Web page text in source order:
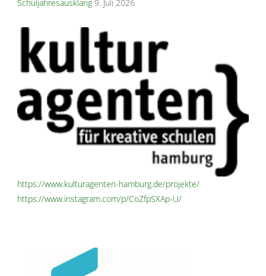
Schuljahresausklang 9. Juli 2026
https://www.kulturagenten-hamburg.de/projekte/
https://www.instagram.com/p/CoZfpSXAp-U/